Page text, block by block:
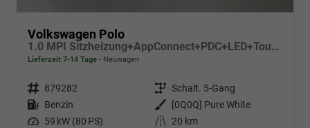
Volkswagen Polo
1.0 MPI Sitzheizung+AppConnect+PDC+LED+Touch+Lichtsensor+MultiLenkrad
Lieferzeit 7-14 Tage Neuwagen
Fahrzeugnr. 879282 Getriebe Schalt. 5-Gang
Kraftstoff Benzin Außenfarbe
[0Q0Q] Pure White
Leistung 59 kW (80 PS) Kilometerstand 20 km